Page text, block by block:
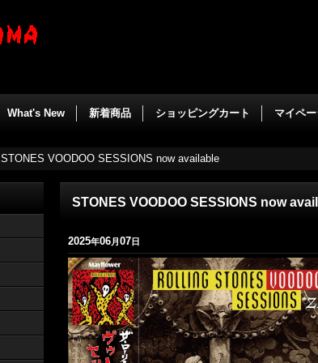
What's New 新着商品 ショッピングカート マイペ
STONES VOODOO SESSIONS now available
STONES VOODOO SESSIONS now
2025年06月07日